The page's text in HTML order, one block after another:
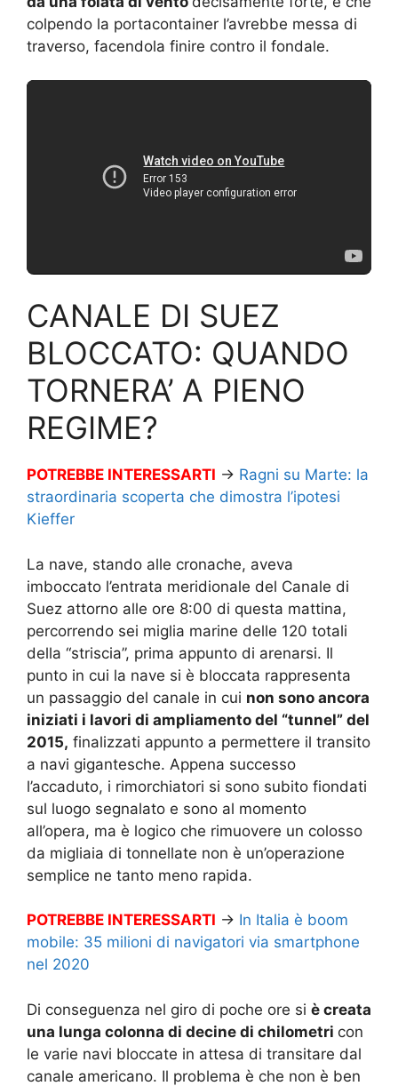
colpendo la portacontainer l’avrebbe messa di
traverso, facendola finire contro il fondale.
CANALE DI SUEZ
BLOCCATO: QUANDO
TORNERA’ A PIENO
REGIME?
POTREBBE INTERESSARTI → Ragni su Marte: la
straordinaria scoperta che dimostra l’ipotesi
Kieffer
La nave, stando alle cronache, aveva
imboccato l’entrata meridionale del Canale di
Suez attorno alle ore 8:00 di questa mattina,
percorrendo sei miglia marine delle 120 totali
della “striscia”, prima appunto di arenarsi. Il
punto in cui la nave si è bloccata rappresenta
un passaggio del canale in cui non sono ancora
iniziati i lavori di ampliamento del “tunnel” del
2015, finalizzati appunto a permettere il transito
a navi gigantesche. Appena successo
l’accaduto, i rimorchiatori si sono subito fiondati
sul luogo segnalato e sono al momento
all’opera, ma è logico che rimuovere un colosso
da migliaia di tonnellate non è un’operazione
semplice ne tanto meno rapida.
POTREBBE INTERESSARTI → In Italia è boom
mobile: 35 milioni di navigatori via smartphone
nel 2020
Di conseguenza nel giro di poche ore si è creata
una lunga colonna di decine di chilometri con
le varie navi bloccate in attesa di transitare dal
canale americano. Il problema è che non è ben